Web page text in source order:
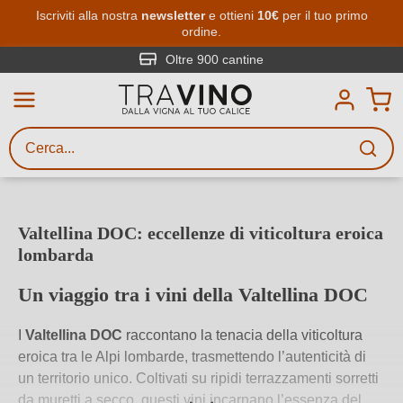
Passa al contenuto principale
Iscriviti alla nostra newslettere ottieni 10€per il tuo primo
ordine.
Oltre 900 cantine
Valtellina DOC: eccellenze di viticoltura eroica
lombarda
Un viaggio tra i vini della Valtellina DOC
Valtellina DOC raccontano la tenacia della viticoltura
eroica tra le Alpi lombarde, trasmettendo l’autenticità di
un territorio unico. Coltivati su ripidi terrazzamenti sorretti
da muretti a secco, questi vini incarnano l’essenza del
Ricerca vini
Inserisci almeno 3 caratteri
gusto, occasione, nome del vino,